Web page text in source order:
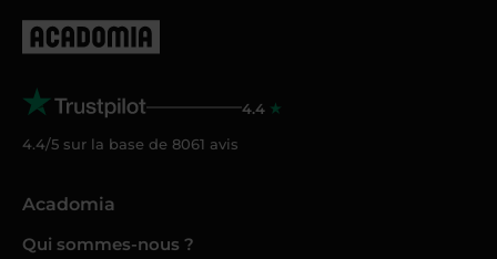
4.4
4.4/5 sur la base de 8061 avis
Acadomia
Qui sommes-nous ?